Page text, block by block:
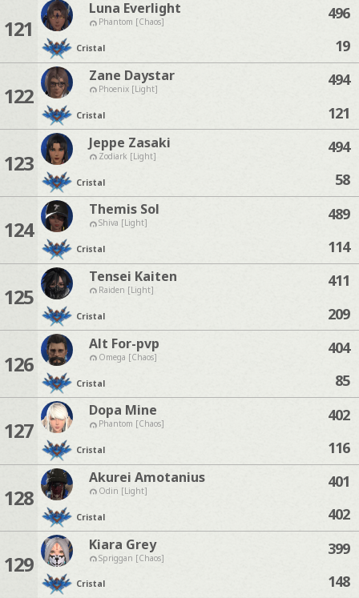
121
Luna Everlight
Phantom [Chaos]
Cristal
496
19
122
Zane Daystar
Phoenix [Light]
Cristal
494
121
123
Jeppe Zasaki
Zodiark [Light]
Cristal
494
58
124
Themis Sol
Shiva [Light]
Cristal
489
114
125
Tensei Kaiten
Raiden [Light]
Cristal
411
209
126
Alt For-pvp
Omega [Chaos]
Cristal
404
85
127
Dopa Mine
Phantom [Chaos]
Cristal
402
116
128
Akurei Amotanius
Odin [Light]
Cristal
401
402
129
Kiara Grey
Spriggan [Chaos]
Cristal
399
148